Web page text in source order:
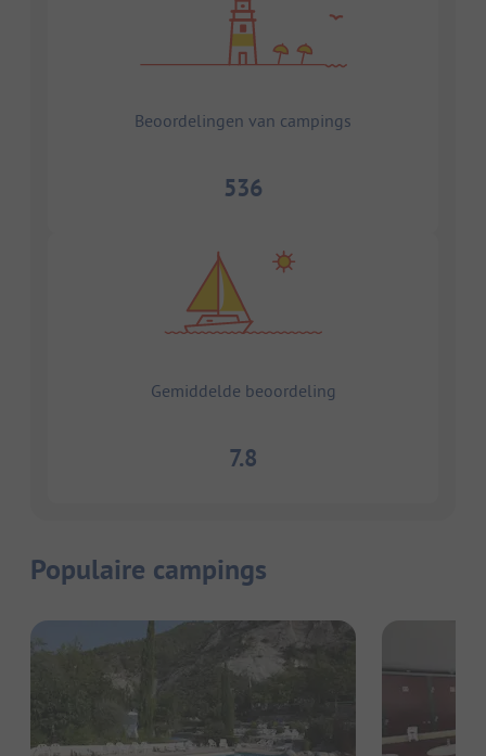
Beoordelingen van campings
536
Gemiddelde beoordeling
7.8
Populaire campings